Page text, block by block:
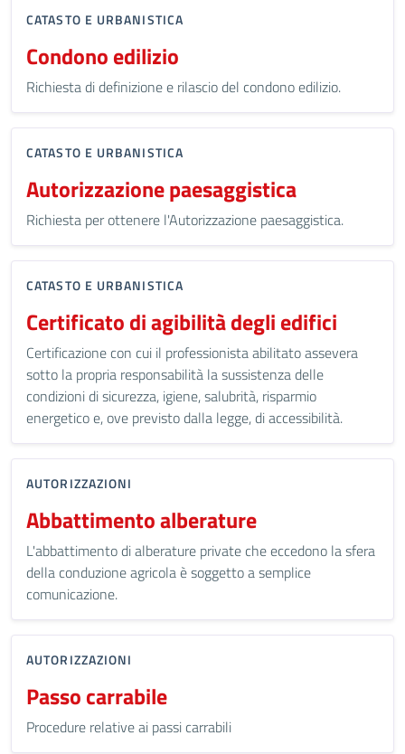
CATASTO E URBANISTICA
Condono edilizio
Richiesta di definizione e rilascio del condono edilizio.
CATASTO E URBANISTICA
Autorizzazione paesaggistica
Richiesta per ottenere l'Autorizzazione paesaggistica.
CATASTO E URBANISTICA
Certificato di agibilità degli edifici
Certificazione con cui il professionista abilitato assevera
sotto la propria responsabilità la sussistenza delle
condizioni di sicurezza, igiene, salubrità, risparmio
energetico e, ove previsto dalla legge, di accessibilità.
AUTORIZZAZIONI
Abbattimento alberature
L'abbattimento di alberature private che eccedono la sfera
della conduzione agricola è soggetto a semplice
comunicazione.
AUTORIZZAZIONI
Passo carrabile
Procedure relative ai passi carrabili